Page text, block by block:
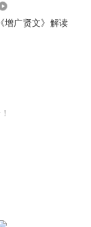
《增广贤文》解读